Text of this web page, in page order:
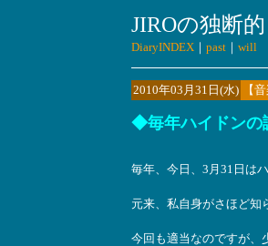
JIROの独断
DiaryINDEX ｜ past ｜ will
2010年03月31日(水) 【
◆毎年ハイドンの
毎年、今日、3月31日は
元来、私自身がさほど知
今回も適当なのですが、